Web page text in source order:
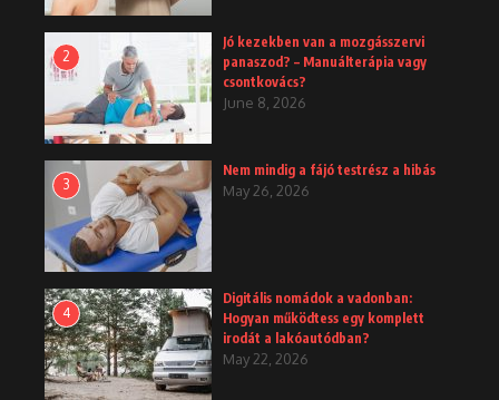
2
Jó kezekben van a mozgásszervi
panaszod? – Manuálterápia vagy
csontkovács?
June 8, 2026
3
Nem mindig a fájó testrész a hibás
May 26, 2026
4
Digitális nomádok a vadonban:
Hogyan működtess egy komplett
irodát a lakóautódban?
May 22, 2026